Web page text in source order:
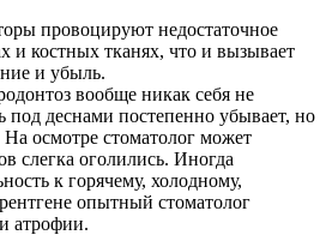
провоцируют недостаточное
и костных тканях, что и вызывает
и убыль.
вообще никак себя не
под деснами постепенно убывает, но
На осмотре стоматолог может
слегка оголились. Иногда
к горячему, холодному,
опытный стоматолог
атрофии.